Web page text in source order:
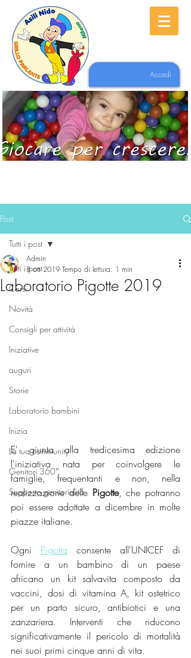
Accedi
Post
Tutti i post
Corsi
Novità
Consigli per attività
Iniziative
auguri
Storie
Laboratorio bambini
Inizia
La tua community
Genitori 360°
Supporto genitorialità
Tutti i post
Laboratorio Pigotte 2019
Admin
8 ott 2019 Tempo di lettura: 1 min
E' giunta alla tredicesima edizione
l'iniziativa nata per coinvolgere le
famiglie, frequentanti e non, nella
realizzazione delle Pigotte, che potranno
poi essere adottate a dicembre in molte
piazze italiane.
Ogni Pigotta consente all'UNICEF di
fornire a un bambino di un paese
africano un kit salvavita composto da
vaccini, dosi di vitamina A, kit ostetrico
per un parto sicuro, antibiotici e una
zanzariera. Interventi che riducono
significativamente il pericolo di mortalità
nei suoi primi cinque anni di vita.